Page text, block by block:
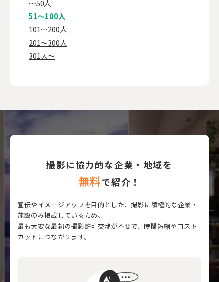
〜50人
51〜100人
101〜200人
201〜300人
301人〜
撮影に協力的な企業・地域を
無料で紹介！
宣伝やイメージアップを目的とした、撮影に積極的な企業・
施設のみ掲載しているため、
最も大変な最初の撮影許可交渉が不要で、時間短縮やコスト
カットにつながります。